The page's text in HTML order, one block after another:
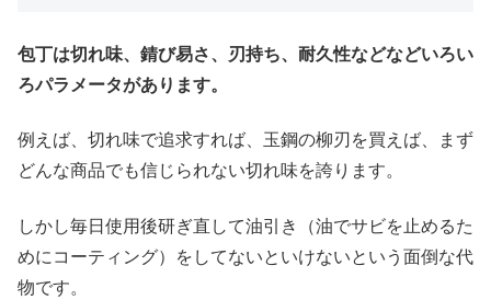
包丁は切れ味、錆び易さ、刃持ち、耐久性などなどいろい
ろパラメータがあります。
例えば、切れ味で追求すれば、玉鋼の柳刃を買えば、まず
どんな商品でも信じられない切れ味を誇ります。
しかし毎日使用後研ぎ直して油引き（油でサビを止めるた
めにコーティング）をしてないといけないという面倒な代
物です。